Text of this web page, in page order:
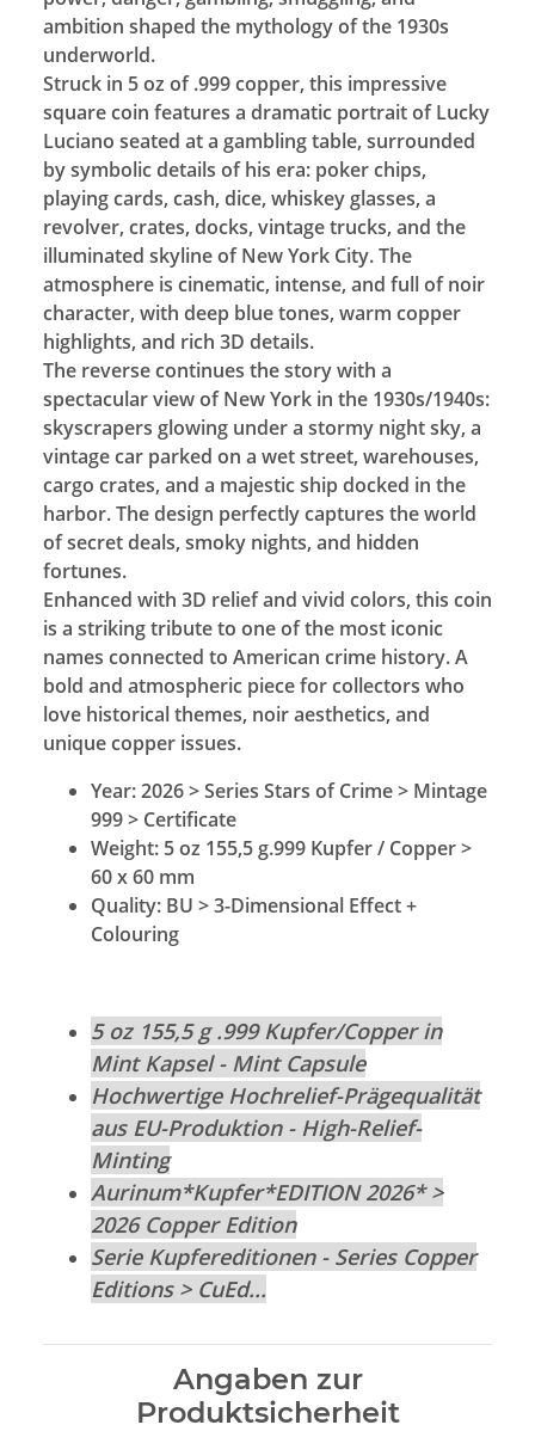
ambition shaped the mythology of the 1930s
underworld.
Struck in 5 oz of .999 copper, this impressive
square coin features a dramatic portrait of Lucky
Luciano seated at a gambling table, surrounded
by symbolic details of his era: poker chips,
playing cards, cash, dice, whiskey glasses, a
revolver, crates, docks, vintage trucks, and the
illuminated skyline of New York City. The
atmosphere is cinematic, intense, and full of noir
character, with deep blue tones, warm copper
highlights, and rich 3D details.
The reverse continues the story with a
spectacular view of New York in the 1930s/1940s:
skyscrapers glowing under a stormy night sky, a
vintage car parked on a wet street, warehouses,
cargo crates, and a majestic ship docked in the
harbor. The design perfectly captures the world
of secret deals, smoky nights, and hidden
fortunes.
Enhanced with 3D relief and vivid colors, this coin
is a striking tribute to one of the most iconic
names connected to American crime history. A
bold and atmospheric piece for collectors who
love historical themes, noir aesthetics, and
unique copper issues.
Year: 2026 > Series Stars of Crime > Mintage
999 > Certificate
Weight: 5 oz 155,5 g.999 Kupfer / Copper >
60 x 60 mm
Quality: BU > 3-Dimensional Effect +
Colouring
5 oz 155,5 g .999 Kupfer/Copper in
Mint Kapsel - Mint Capsule
Hochwertige Hochrelief-Prägequalität
aus EU-Produktion - High-Relief-
Minting
Aurinum*Kupfer*EDITION 2026* >
2026 Copper Edition
Serie Kupfereditionen - Series Copper
Editions > CuEd...
Angaben zur
Produktsicherheit